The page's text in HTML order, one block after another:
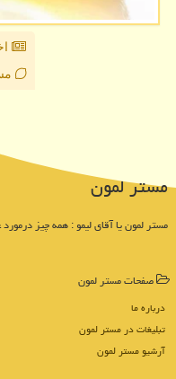
مستر لمون
مستر لمون یا آقای لیمو : همه چیز
صفحات مستر لمون
درباره ما
تبلیغات در مستر لمون
آرشیو مستر لمون